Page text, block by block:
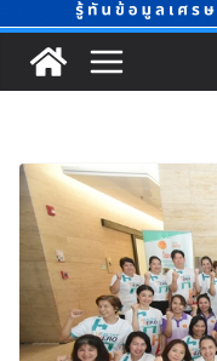
วัยอันควร ทำสูญ
บาทต่อปี
ภาครัฐ-เอกชนจั
รามิกไทยสู่สากล